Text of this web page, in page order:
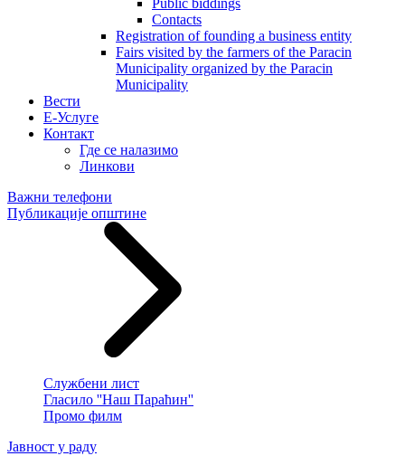
Public biddings
Contacts
Registration of founding a business entity
Fairs visited by the farmers of the Paracin
Municipality organized by the Paracin
Municipality
Вести
E-Услуге
Контакт
Где се налазимо
Линкови
Важни телефони
Публикације општине
Службени лист
Гласило ''Наш Параћин''
Промо филм
Јавност у раду